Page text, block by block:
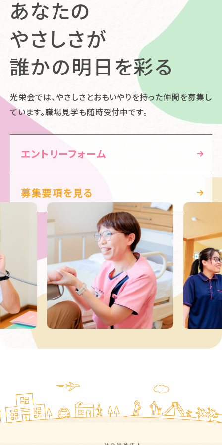
あなたの
やさしさが
誰かの明日を彩る
光栄会では、やさしさとおもいやりを持った仲間を募集し
ています。職場見学も随時受付中です。
エントリーフォーム
募集要項を見る